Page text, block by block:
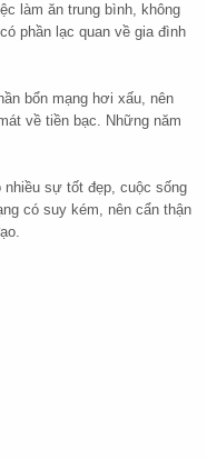
làm ăn trung bình, không
phần lạc quan về gia đình
bổn mạng hơi xấu, nên
về tiền bạc. Những năm
sự tốt đẹp, cuộc sống
có suy kém, nên cẩn thận